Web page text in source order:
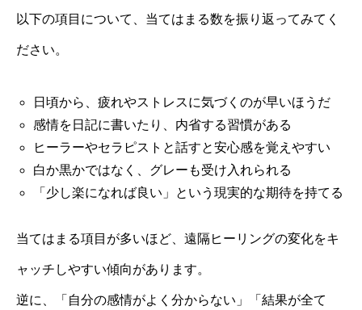
以下の項目について、当てはまる数を振り返ってみてく
ださい。
日頃から、疲れやストレスに気づくのが早いほうだ
感情を日記に書いたり、内省する習慣がある
ヒーラーやセラピストと話すと安心感を覚えやすい
白か黒かではなく、グレーも受け入れられる
「少し楽になれば良い」という現実的な期待を持てる
当てはまる項目が多いほど、遠隔ヒーリングの変化をキ
ャッチしやすい傾向があります。
逆に、「自分の感情がよく分からない」「結果が全て